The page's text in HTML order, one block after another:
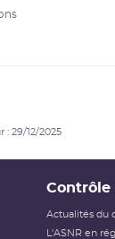
: 29/12/2025
Contrôle
Actualités du
L'ASNR en